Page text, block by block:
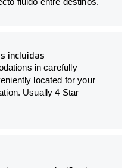
incluidas
in carefully
located for your
Usually 4 Star